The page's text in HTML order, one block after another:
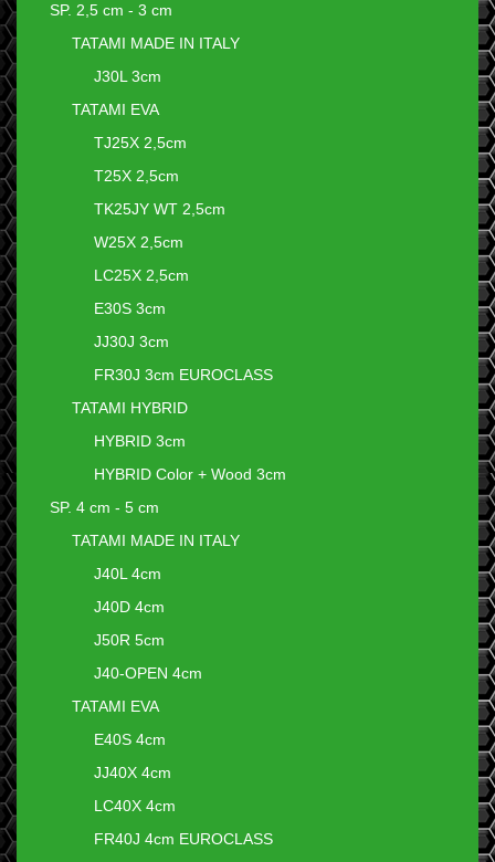
SP. 2,5 cm - 3 cm
TATAMI MADE IN ITALY
J30L 3cm
TATAMI EVA
TJ25X 2,5cm
T25X 2,5cm
TK25JY WT 2,5cm
W25X 2,5cm
LC25X 2,5cm
E30S 3cm
JJ30J 3cm
FR30J 3cm EUROCLASS
TATAMI HYBRID
HYBRID 3cm
HYBRID Color + Wood 3cm
SP. 4 cm - 5 cm
TATAMI MADE IN ITALY
J40L 4cm
J40D 4cm
J50R 5cm
J40-OPEN 4cm
TATAMI EVA
E40S 4cm
JJ40X 4cm
LC40X 4cm
FR40J 4cm EUROCLASS